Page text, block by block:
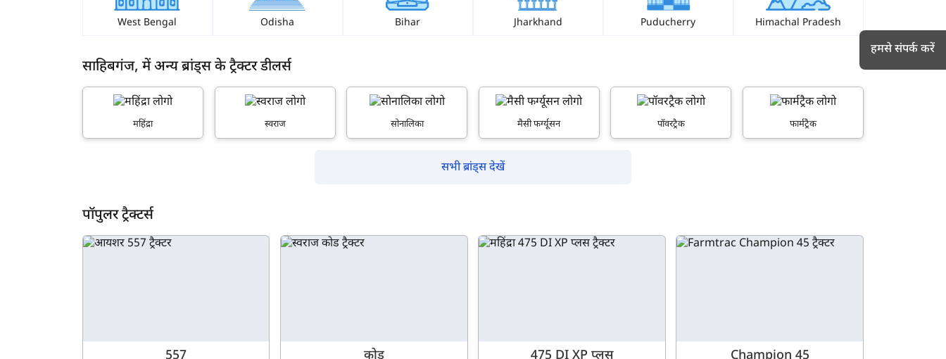
West Bengal Odisha Bihar Jharkhand Puducherry Himachal Pradesh
साहिबगंज, में अन्य ब्रांड्स के ट्रैक्टर डीलर्स
महिंद्रा स्वराज सोनालिका मैसी फर्ग्यूसन पॉवरट्रैक फार्मट्रैक
सभी ब्रांड्स देखें
पॉपुलर ट्रैक्टर्स
हमसे संपर्क करें
By registering here, I agree to TVS Credit ServicesTerms & Conditions
Third Parties for purposes outlined in Privacy Policy.
सबमिट